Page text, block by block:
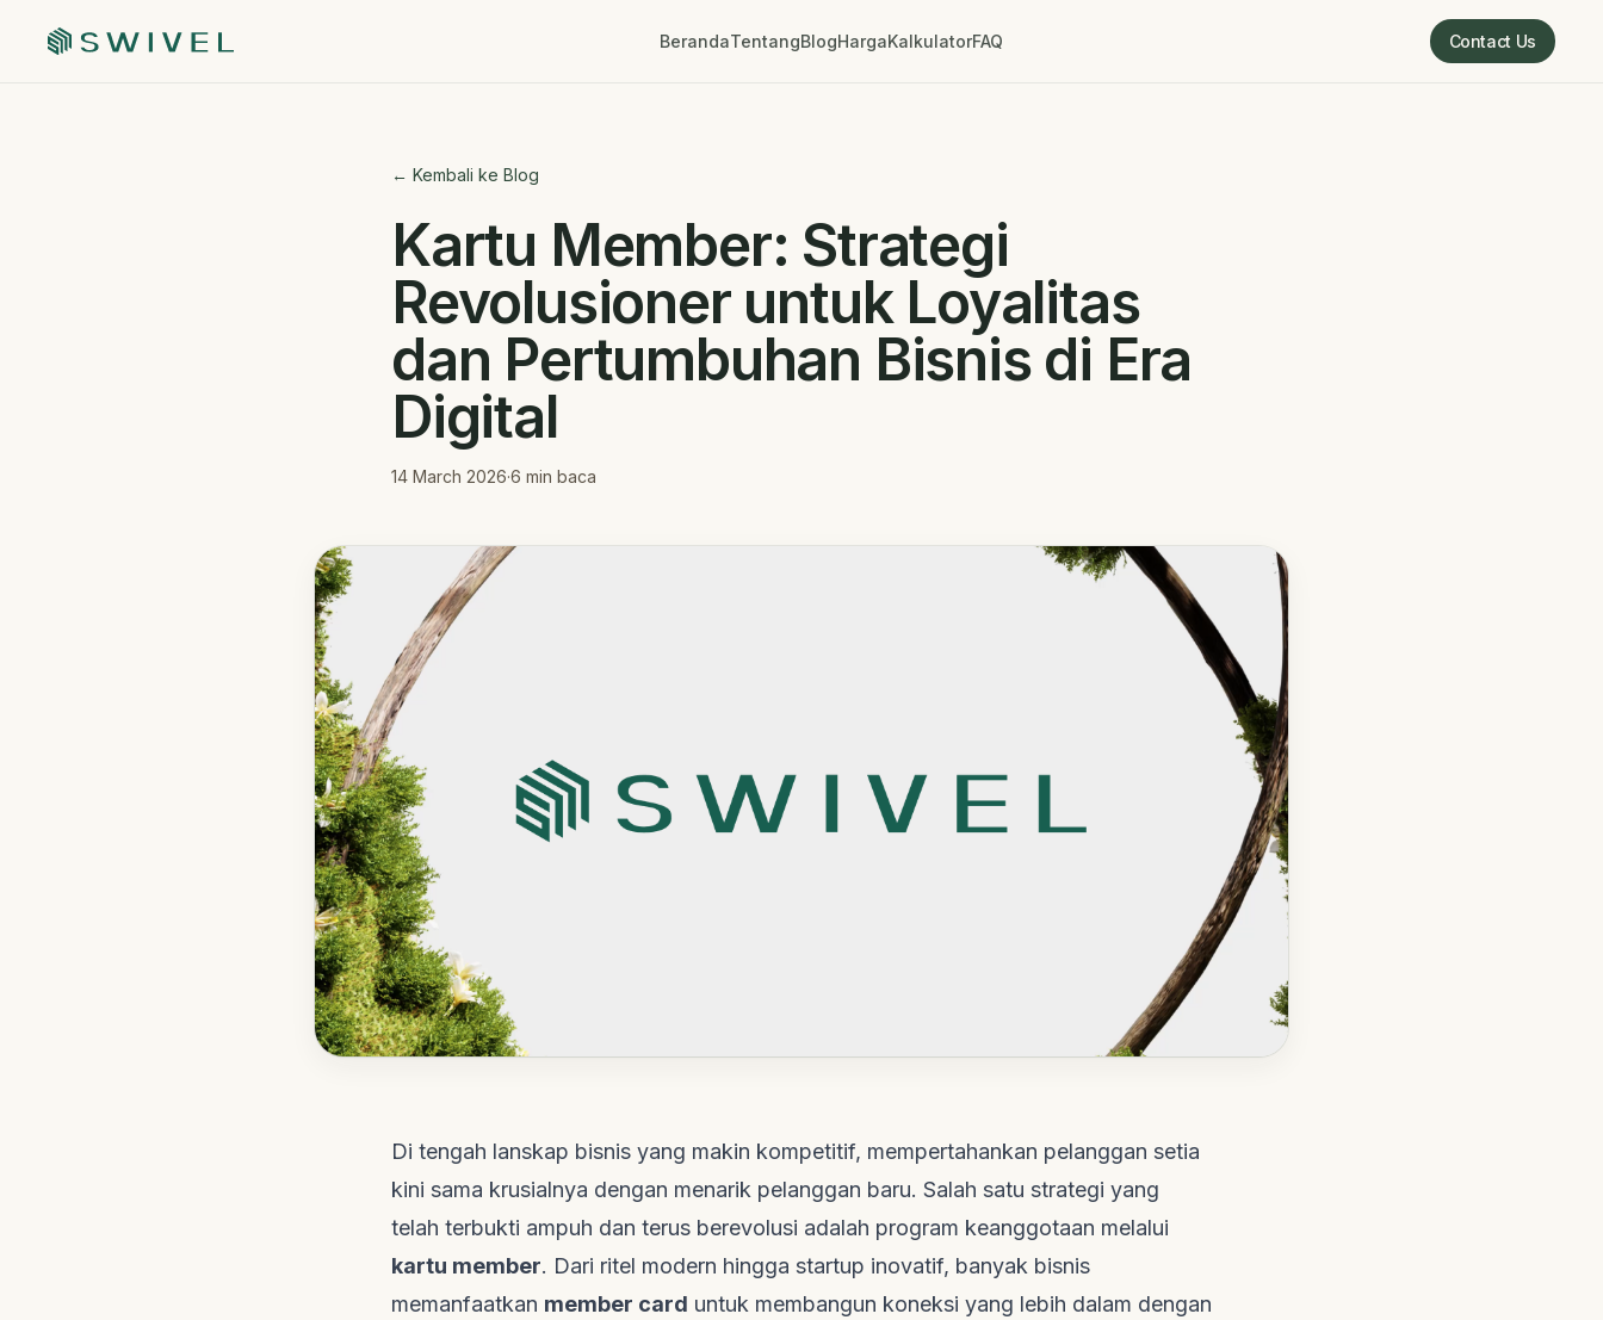
BerandaTentangBlogHargaKalkulatorFAQ
Contact Us
Contact Us
← Kembali ke Blog
Kartu Member: Strategi
Revolusioner untuk Loyalitas
dan Pertumbuhan Bisnis di Era
Digital
14 March 2026·6 min baca
Di tengah lanskap bisnis yang makin kompetitif, mempertahankan pelanggan setia
kini sama krusialnya dengan menarik pelanggan baru. Salah satu strategi yang
telah terbukti ampuh dan terus berevolusi adalah program keanggotaan melalui
kartu member. Dari ritel modern hingga startup inovatif, banyak bisnis
memanfaatkan member card untuk membangun koneksi yang lebih dalam dengan